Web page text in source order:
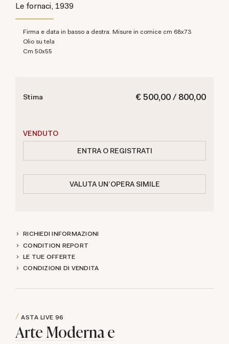
Le fornaci, 1939
Firma e data in basso a destra. Misure in cornice cm 68x73
Olio su tela
cm 50x55
€ 500,00 / 800,00
Stima
VENDUTO
ENTRA O REGISTRATI
VALUTA UN'OPERA SIMILE
RICHIEDI INFORMAZIONI
CONDITION REPORT
LE TUE OFFERTE
CONDIZIONI DI VENDITA
ASTA LIVE 96
Arte Moderna e